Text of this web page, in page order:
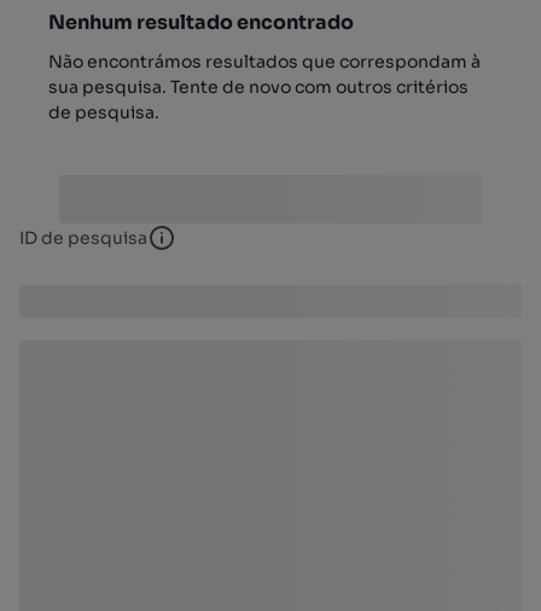
Nenhum resultado encontrado
Não encontrámos resultados que correspondam à
sua pesquisa. Tente de novo com outros critérios
de pesquisa.
ID de pesquisa ID de pesquisa